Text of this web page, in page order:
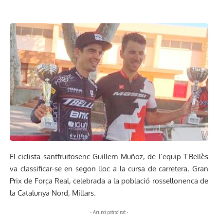
El ciclista santfruitosenc Guillem Muñoz, de l’equip T.Bellès
va classificar-se en segon lloc a la cursa de carretera, Gran
Prix de Força Real, celebrada a la població rossellonenca de
la Catalunya Nord, Millars.
- Anunci patrocinat -